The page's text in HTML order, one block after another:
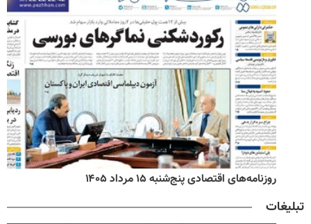
روزنامه‌های اقتصادی پنج‌شنبه ۱۵ مرداد ۱۴۰۵
تبلیغات